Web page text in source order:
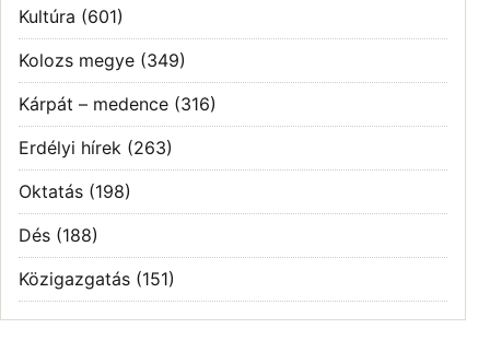
Kultúra (601)
Kolozs megye (349)
Kárpát – medence (316)
Erdélyi hírek (263)
Oktatás (198)
Dés (188)
Közigazgatás (151)